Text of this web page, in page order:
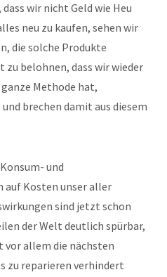
wir nicht Geld wie Heu
neu zu kaufen, sehen wir
die solche Produkte
belohnen, dass wir wieder
Methode hat,
brechen damit aus diesem
und
auf Kosten unser aller
sind jetzt schon
der Welt deutlich spürbar,
vor allem die nächsten
zu reparieren verhindert